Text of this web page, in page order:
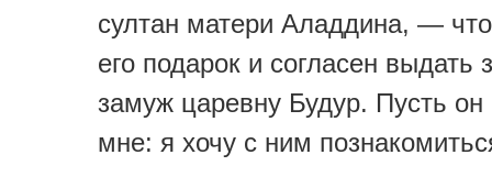
султан матери Аладдина, —
его подарок и согласен выдать
замуж царевну Будур. Пусть он
мне: я хочу с ним